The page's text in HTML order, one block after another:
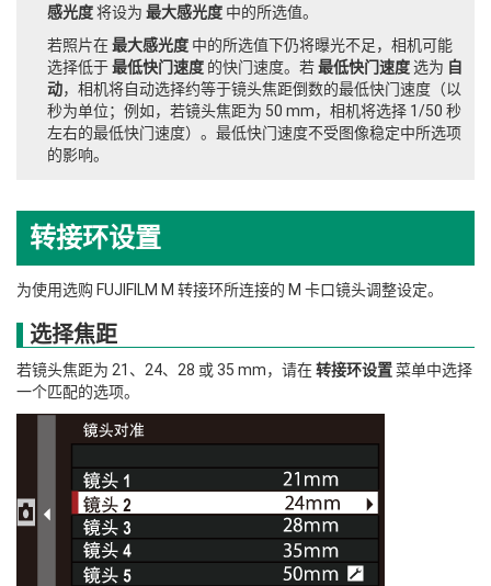
感光度将设为 最大感光度 中的所选值。
若照片在最大感光度 中的所选值下仍将曝光不足，相机可能
选择低于最低快门速度 的快门速度。若最低快门速度选为 自
动，相机将自动选择约等于镜头焦距倒数的最低快门速度（以
秒为单位；例如，若镜头焦距为 50 mm，相机将选择 1/50 秒
左右的最低快门速度）。最低快门速度不受图像稳定中所选项
的影响。
转接环设置
为使用选购 FUJIFILM M 转接环所连接的 M 卡口镜头调整设定。
选择焦距
若镜头焦距为 21、24、28 或 35 mm，请在转接环设置菜单中选择
一个匹配的选项。